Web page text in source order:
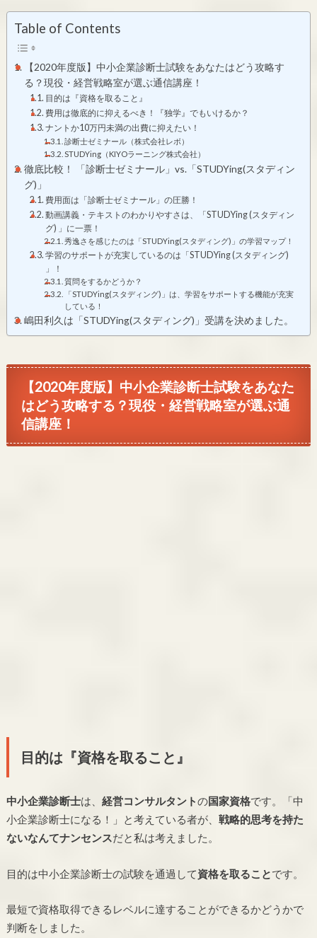
Table of Contents
【2020年度版】中小企業診断士試験をあなたはどう攻略す
る？現役・経営戦略室が選ぶ通信講座！
目的は『資格を取ること』
費用は徹底的に抑えるべき！『独学』でもいけるか？
ナントか10万円未満の出費に抑えたい！
診断士ゼミナール（株式会社レボ）
STUDYing（KIYOラーニング株式会社）
徹底比較！ 「診断士ゼミナール」vs.「STUDYing(スタディン
グ)」
費用面は「診断士ゼミナール」の圧勝！
動画講義・テキストのわかりやすさは、「STUDYing (スタディン
グ) 」に一票！
秀逸さを感じたのは「STUDYing(スタディング)」の学習マップ！
学習のサポートが充実しているのは「STUDYing (スタディング)
」！
質問をするかどうか？
「STUDYing(スタディング)」は、学習をサポートする機能が充実
している！
嶋田利久は「STUDYing(スタディング)」受講を決めました。
【2020年度版】中小企業診断士試験をあなた
はどう攻略する？現役・経営戦略室が選ぶ通
信講座！
目的は『資格を取ること』
中小企業診断士は、 経営コンサルタントの国家資格です。「中
小企業診断士になる！」と考えている者が、 戦略的思考を持た
ないなんてナンセンスだと私は考えました。
目的は中小企業診断士の試験を通過して資格を取ることです。
最短で資格取得できるレベルに達することができるかどうかで
判断をしました。